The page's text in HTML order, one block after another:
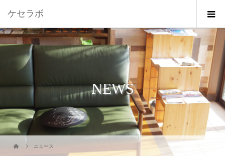
ケセラボ
NEWS
ニュース